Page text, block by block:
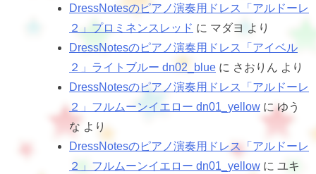
DressNotesのピアノ演奏用ドレス「アルドーレ
２」プロミネンスレッド に マダヨ より
DressNotesのピアノ演奏用ドレス「アイベル
２」ライトブルー dn02_blue に さおりん より
DressNotesのピアノ演奏用ドレス「アルドーレ
２」フルムーンイエロー dn01_yellow にゆう
な より
DressNotesのピアノ演奏用ドレス「アルドーレ
２」フルムーンイエロー dn01_yellow に ユキ